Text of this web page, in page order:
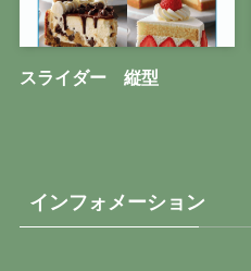
スライダー 縦型
インフォメーション